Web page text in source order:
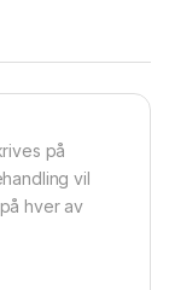
på
vil
hver av